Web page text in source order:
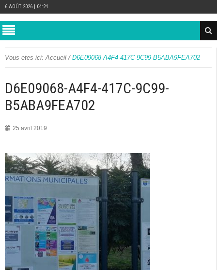
6 AOÛT 2026 | 04:24
Vous etes ici: Accueil / D6E09068-A4F4-417C-9C99-B5ABA9FEA702
D6E09068-A4F4-417C-9C99-
B5ABA9FEA702
25 avril 2019